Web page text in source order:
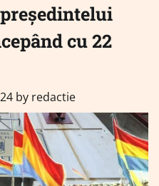
cu 22
by redactie